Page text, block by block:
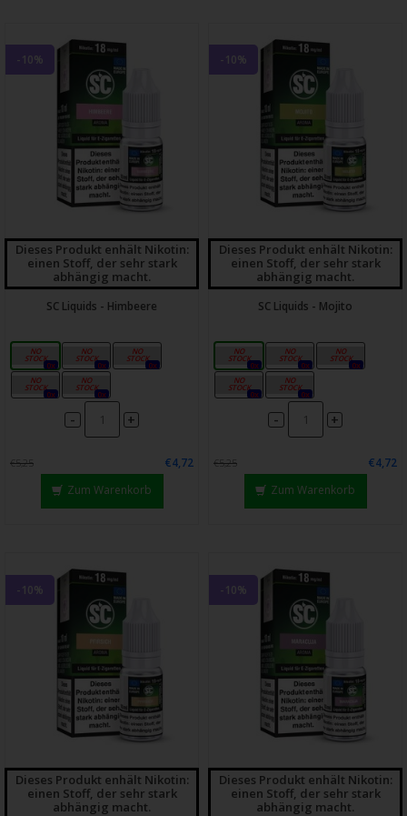
-10%
Dieses Produkt enhält Nikotin:
einen Stoff, der sehr stark
abhängig macht.
SC Liquids - Himbeere
0mg
0x
3mg
0x
6mg
0x
12mg
0x
18mg
0x
- +
€5,25
€4,72
Zum Warenkorb
-10%
Dieses Produkt enhält Nikotin:
einen Stoff, der sehr stark
abhängig macht.
SC Liquids - Mojito
0mg
0x
3mg
0x
6mg
0x
12mg
0x
18mg
0x
- +
€5,25
€4,72
Zum Warenkorb
-10%
Dieses Produkt enhält Nikotin:
einen Stoff, der sehr stark
abhängig macht.
-10%
Dieses Produkt enhält Nikotin:
einen Stoff, der sehr stark
abhängig macht.